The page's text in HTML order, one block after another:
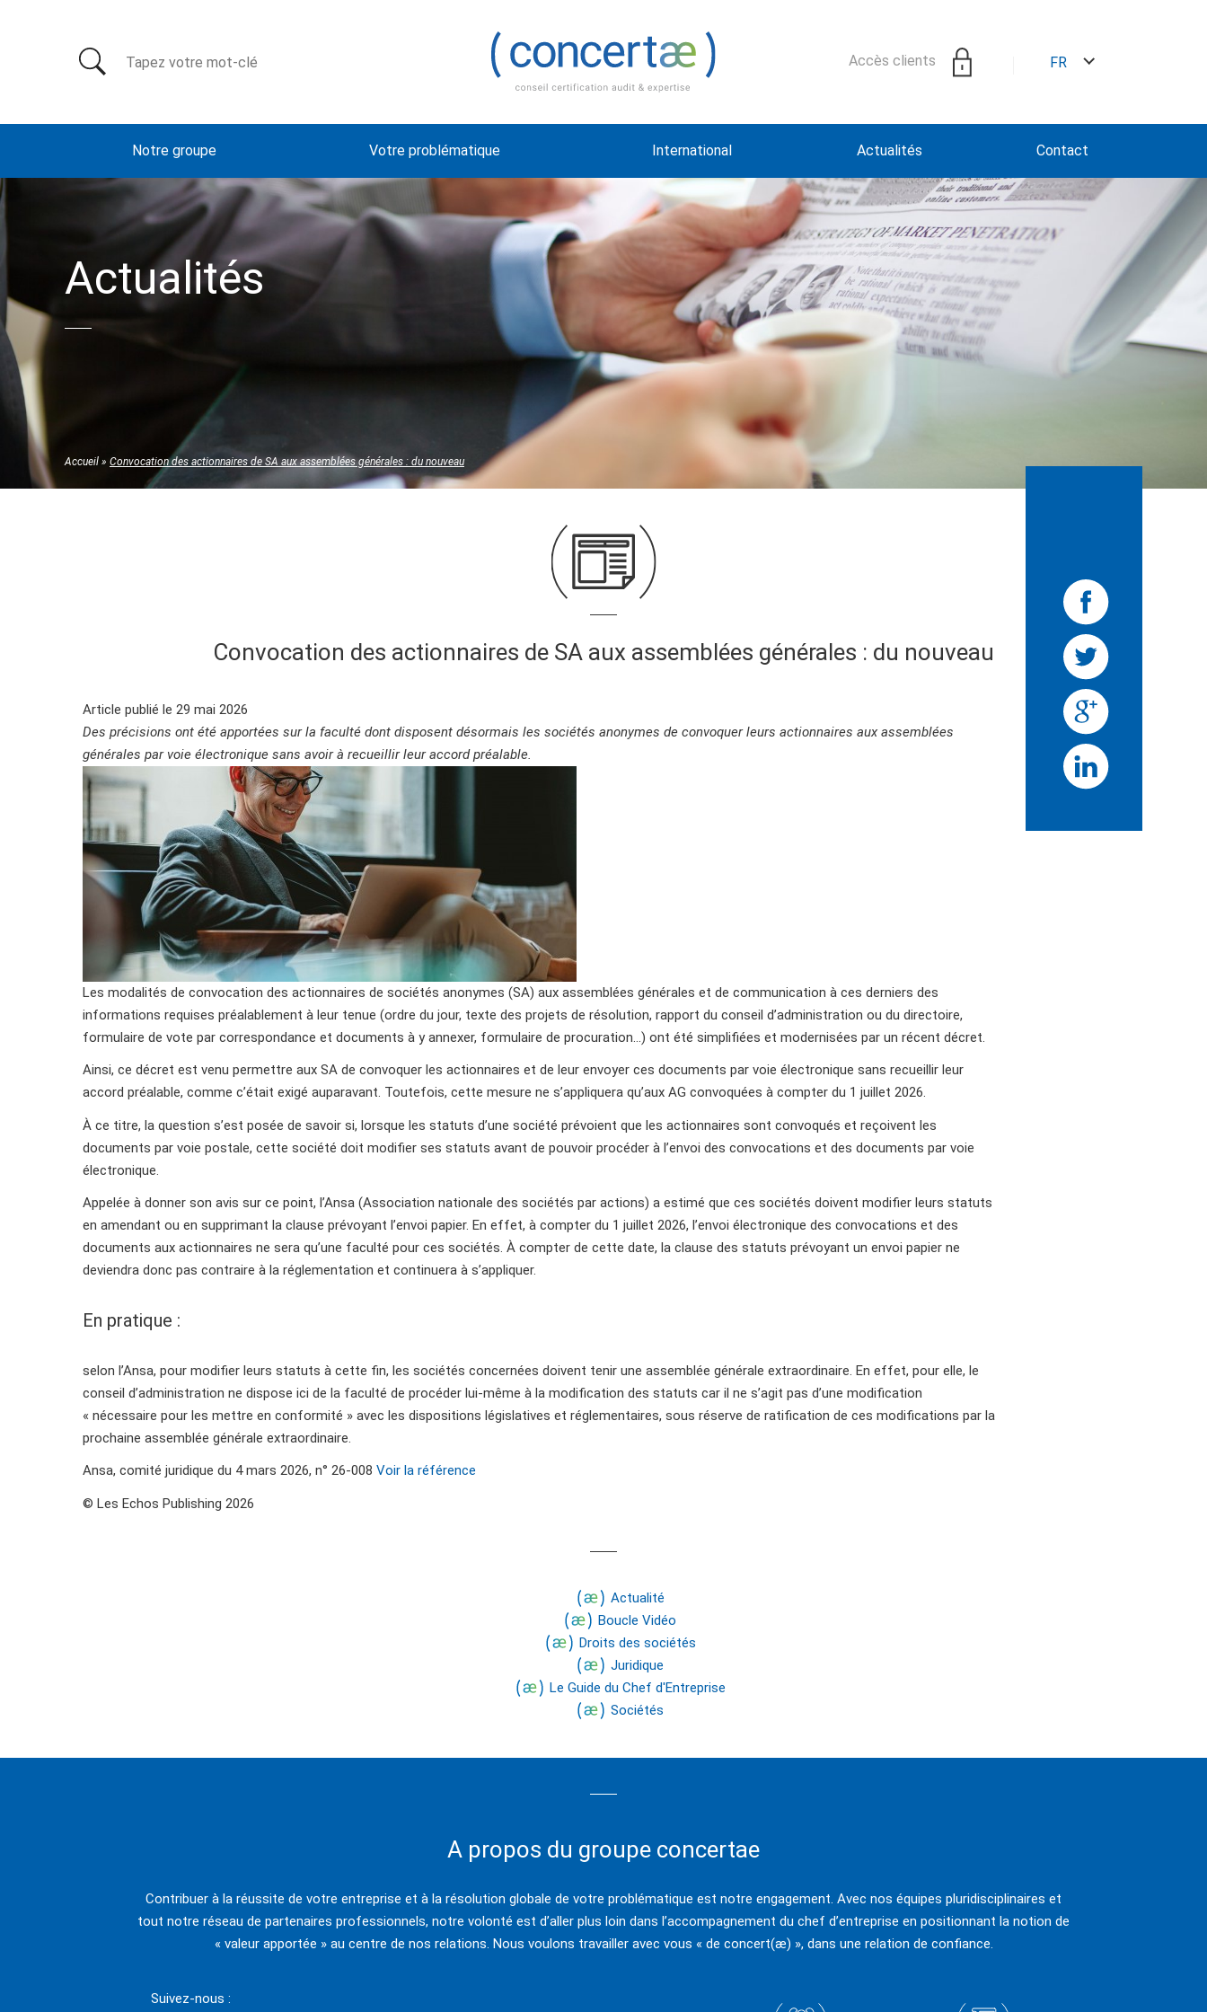
Rechercher: Accès clients FR
Notre groupe Votre problématique International Actualités Contact
Actualités
Accueil » Convocation des actionnaires de SA aux assemblées générales : du nouveau
Convocation des actionnaires de SA aux assemblées générales : du nouveau
Article publié le 29 mai 2026
Des précisions ont été apportées sur la faculté dont disposent désormais les sociétés anonymes de convoquer leurs actionnaires aux assemblées
générales par voie électronique sans avoir à recueillir leur accord préalable.
Les modalités de convocation des actionnaires de sociétés anonymes (SA) aux assemblées générales et de communication à ces derniers des
informations requises préalablement à leur tenue (ordre du jour, texte des projets de résolution, rapport du conseil d’administration ou du directoire,
formulaire de vote par correspondance et documents à y annexer, formulaire de procuration…) ont été simplifiées et modernisées par un récent décret.
Ainsi, ce décret est venu permettre aux SA de convoquer les actionnaires et de leur envoyer ces documents par voie électronique sans recueillir leur
accord préalable, comme c’était exigé auparavant. Toutefois, cette mesure ne s’appliquera qu’aux AG convoquées à compter du 1 juillet 2026.
À ce titre, la question s’est posée de savoir si, lorsque les statuts d’une société prévoient que les actionnaires sont convoqués et reçoivent les
documents par voie postale, cette société doit modifier ses statuts avant de pouvoir procéder à l’envoi des convocations et des documents par voie
électronique.
Appelée à donner son avis sur ce point, l’Ansa (Association nationale des sociétés par actions) a estimé que ces sociétés doivent modifier leurs statuts
en amendant ou en supprimant la clause prévoyant l’envoi papier. En effet, à compter du 1 juillet 2026, l’envoi électronique des convocations et des
documents aux actionnaires ne sera qu’une faculté pour ces sociétés. À compter de cette date, la clause des statuts prévoyant un envoi papier ne
deviendra donc pas contraire à la réglementation et continuera à s’appliquer.
En pratique :
selon l’Ansa, pour modifier leurs statuts à cette fin, les sociétés concernées doivent tenir une assemblée générale extraordinaire. En effet, pour elle, le
conseil d’administration ne dispose ici de la faculté de procéder lui-même à la modification des statuts car il ne s’agit pas d’une modification
« nécessaire pour les mettre en conformité » avec les dispositions législatives et réglementaires, sous réserve de ratification de ces modifications par la
prochaine assemblée générale extraordinaire.
Ansa, comité juridique du 4 mars 2026, n° 26-008 Voir la référence
© Les Echos Publishing 2026
Actualité
Boucle Vidéo
Droits des sociétés
Juridique
Le Guide du Chef d'Entreprise
Sociétés
A propos du groupe concertae
Contribuer à la réussite de votre entreprise et à la résolution globale de votre problématique est notre engagement. Avec nos équipes pluridisciplinaires et
tout notre réseau de partenaires professionnels, notre volonté est d’aller plus loin dans l’accompagnement du chef d’entreprise en positionnant la notion de
« valeur apportée » au centre de nos relations. Nous voulons travailler avec vous « de concert(æ) », dans une relation de confiance.
Suivez-nous :